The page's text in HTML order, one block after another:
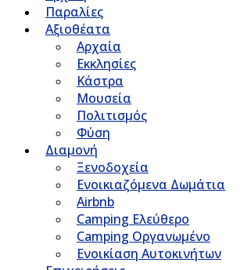
Παραλίες
Αξιοθέατα
Αρχαία
Εκκλησίες
Κάστρα
Μουσεία
Πολιτισμός
Φύση
Διαμονή
Ξενοδοχεία
Ενοικιαζόμενα Δωμάτια
Airbnb
Camping Ελεύθερο
Camping Οργανωμένο
Ενοικίαση Αυτοκινήτων